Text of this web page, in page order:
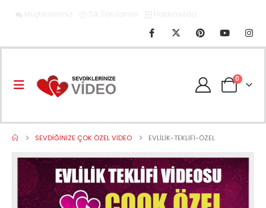
0
SEVDIĞINIZE ÇOK ÖZEL VIDEO EVLILIK-TEKLIFI-ÖZEL